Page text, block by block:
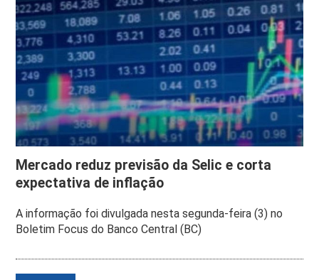
Mercado reduz previsão da Selic e corta
expectativa de inflação
A informação foi divulgada nesta segunda-feira (3) no
Boletim Focus do Banco Central (BC)